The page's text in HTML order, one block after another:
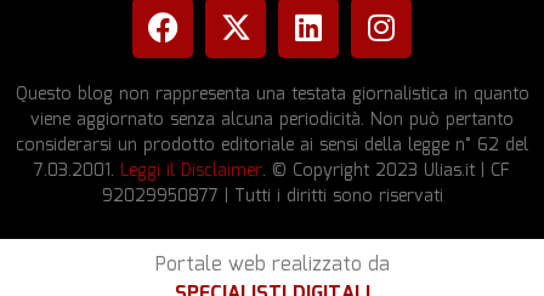
Questo blog non rappresenta una testata giornalistica in quanto
viene aggiornato senza alcuna periodicità. Non può pertanto
considerarsi un prodotto editoriale ai sensi della legge n° 62 del
7.03.2001. Leggi il Disclaimer. © Copyright 2023 Ulias.it | CF
92029950877 | Tutti i diritti sono riservati
Portale web realizzato da